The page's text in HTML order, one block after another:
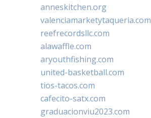
anneskitchen.org
valenciamarketytaqueria.com
reefrecordsllc.com
alawaffle.com
aryouthfishing.com
united-basketball.com
tios-tacos.com
cafecito-satx.com
graduacionviu2023.com